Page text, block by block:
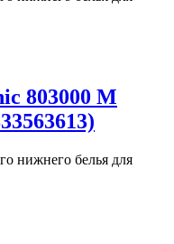
803000 M
нижнего белья для